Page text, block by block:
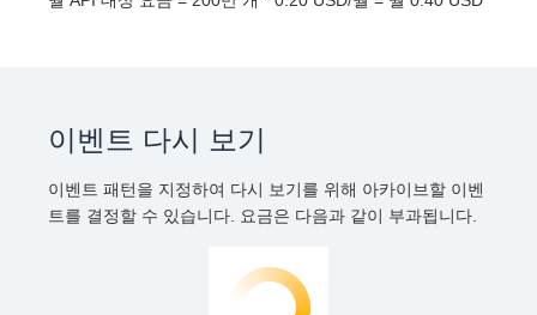
이벤트 다시 보기
이벤트 패턴을 지정하여 다시 보기를 위해 아카이브할 이벤
트를 결정할 수 있습니다. 요금은 다음과 같이 부과됩니다.